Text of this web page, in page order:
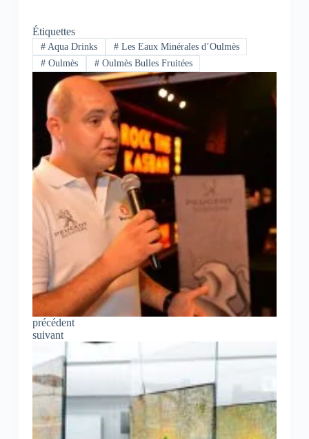
Étiquettes
#Aqua Drinks #Les Eaux Minérales d’Oulmès
#Oulmès #Oulmès Bulles Fruitées
précédent
suivant